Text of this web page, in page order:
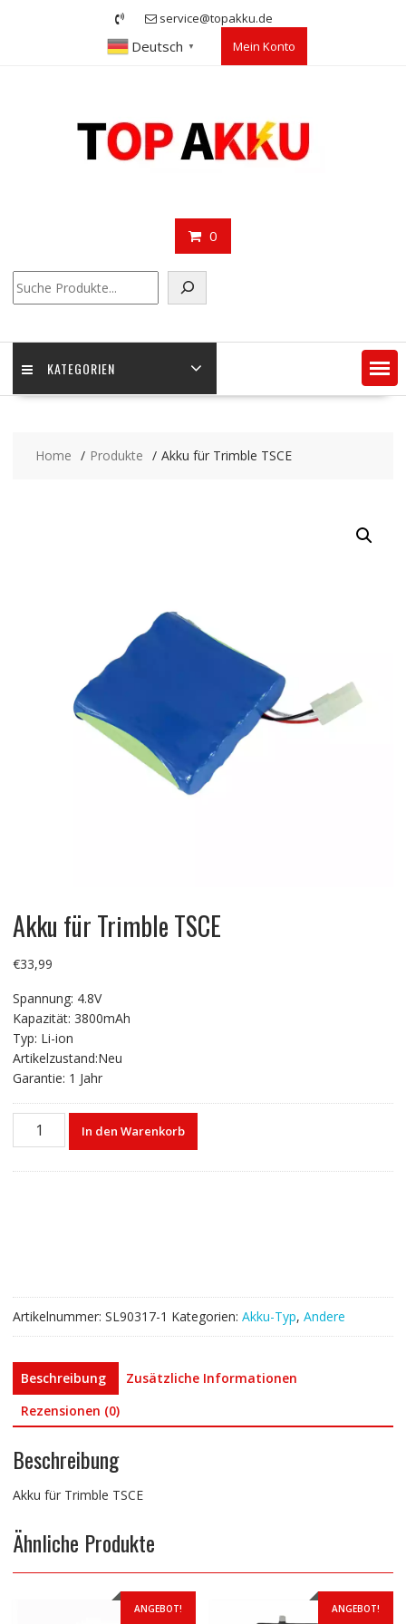
service@topakku.de
Deutsch ▼ Mein Konto
0
KATEGORIEN
Home Produkte Akku für Trimble TSCE
Akku für Trimble TSCE
€33,99
Spannung: 4.8V
Kapazität: 3800mAh
Typ: Li-ion
Artikelzustand:Neu
Garantie: 1 Jahr
Akku
In den Warenkorb
Artikelnummer: SL90317-1 Kategorien: Akku-Typ, Andere
Beschreibung
Zusätzliche Informationen
Rezensionen (0)
Beschreibung
Akku für Trimble TSCE
Ähnliche Produkte
ANGEBOT! ANGEBOT!